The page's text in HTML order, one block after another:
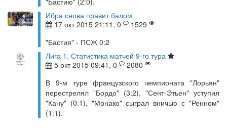
Ибра снова правит балом
17 окт 2015 21:11, 0
1529
"Бастия" - ПСЖ 0:2
Лига 1. Статистика матчей 9-го тура
5 окт 2015 09:41, 0
2080
В 9-м туре французского чемпионата "Лорьян"
перестрелял "Бордо" (3:2), "Сент-Этьен" уступил
"Кану" (0:1), "Монако" сыграл вничью с "Ренном"
(1:1).